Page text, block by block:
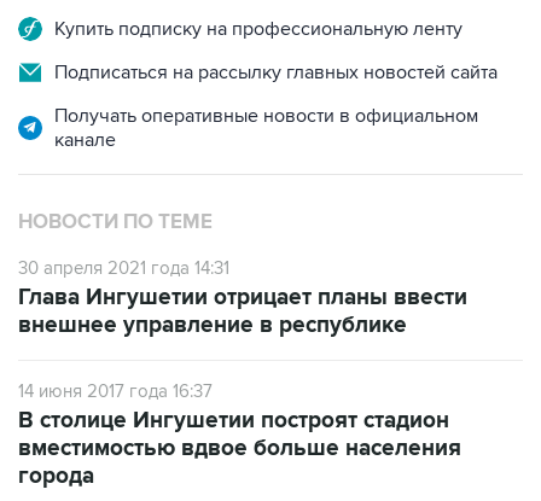
Купить подписку на профессиональную ленту
Подписаться на рассылку главных новостей сайта
Получать оперативные новости в официальном
канале
НОВОСТИ ПО ТЕМЕ
30 апреля 2021 года 14:31
Глава Ингушетии отрицает планы ввести
внешнее управление в республике
14 июня 2017 года 16:37
В столице Ингушетии построят стадион
вместимостью вдвое больше населения
города